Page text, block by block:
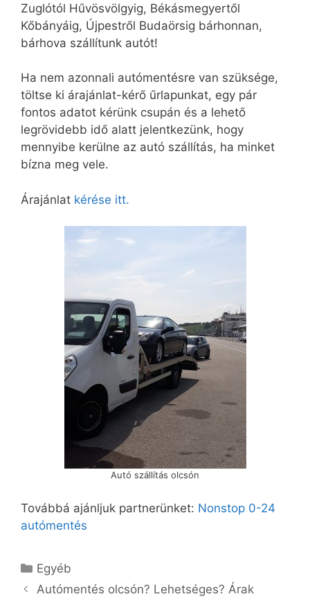
Zuglótól Hűvösvölgyig, Békásmegyertől
Kőbányáig, Újpestről Budaörsig bárhonnan,
bárhova szállítunk autót!
Ha nem azonnali autómentésre van szüksége,
töltse ki árajánlat-kérő űrlapunkat, egy pár
fontos adatot kérünk csupán és a lehető
legrövidebb idő alatt jelentkezünk, hogy
mennyibe kerülne az autó szállítás, ha minket
bízna meg vele.
Árajánlat kérése itt.
Autó szállítás olcsón
Továbbá ajánljuk partnerünket: Nonstop 0-24
autómentés
Egyéb
Autómentés olcsón? Lehetséges? Árak